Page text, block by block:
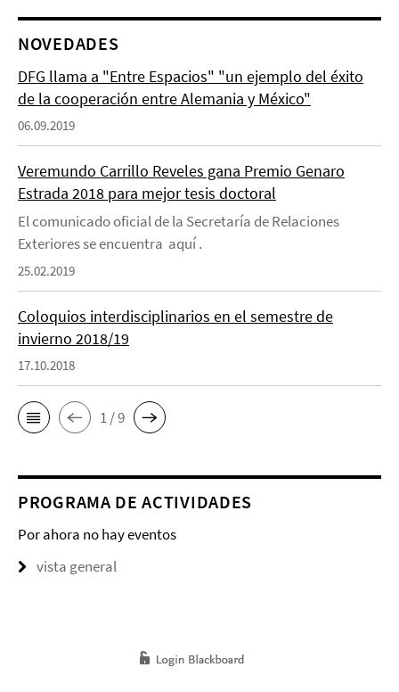
NOVEDADES
DFG llama a "Entre Espacios" "un ejemplo del éxito
de la cooperación entre Alemania y México"
06.09.2019
Veremundo Carrillo Reveles gana Premio Genaro
Estrada 2018 para mejor tesis doctoral
El comunicado oficial de la Secretaría de Relaciones
Exteriores se encuentra aquí .
25.02.2019
Coloquios interdisciplinarios en el semestre de
invierno 2018/19
17.10.2018
1 / 9
PROGRAMA DE ACTIVIDADES
Por ahora no hay eventos
vista general